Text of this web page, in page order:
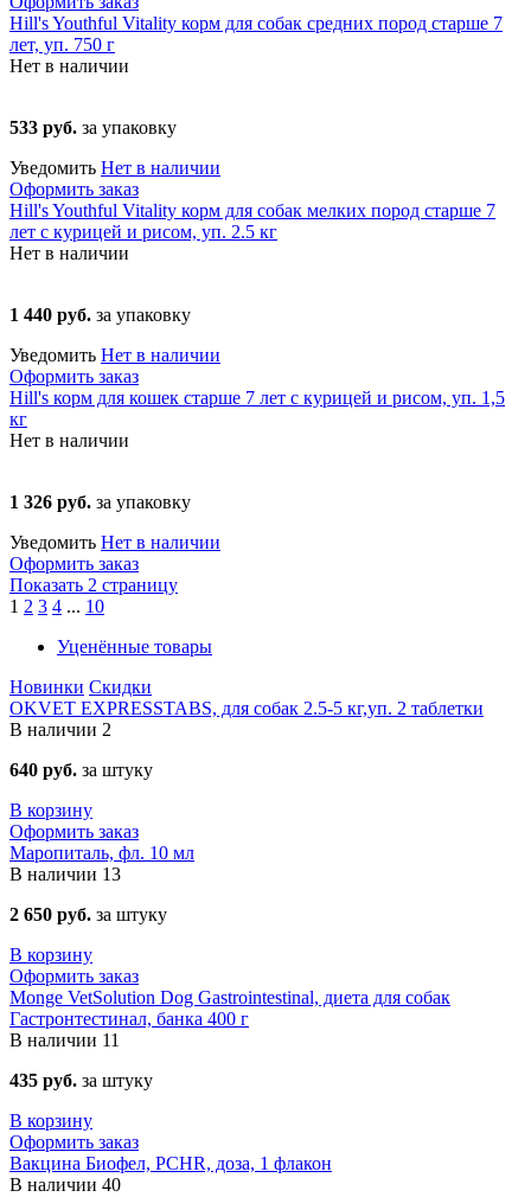
Hill's Youthful Vitality корм для собак средних пород старше 7
лет, уп. 750 г
Нет в наличии
533 руб. за упаковку
Уведомить Нет в наличии
Оформить заказ
Hill's Youthful Vitality корм для собак мелких пород старше 7
лет с курицей и рисом, уп. 2.5 кг
Нет в наличии
1 440 руб. за упаковку
Уведомить Нет в наличии
Оформить заказ
Hill's корм для кошек старше 7 лет с курицей и рисом, уп. 1,5
кг
Нет в наличии
1 326 руб. за упаковку
Уведомить Нет в наличии
Оформить заказ
Показать 2 страницу
1 2 3 4 ... 10
Уценённые товары
Новинки Скидки
OKVET EXPRESSTABS, для собак 2.5-5 кг,уп. 2 таблетки
В наличии 2
640 руб. за штуку
В корзину
Оформить заказ
Маропиталь, фл. 10 мл
В наличии 13
2 650 руб. за штуку
В корзину
Оформить заказ
Monge VetSolution Dog Gastrointestinal, диета для собак
Гастронтестинал, банка 400 г
В наличии 11
435 руб. за штуку
В корзину
Оформить заказ
Вакцина Биофел, PCHR, доза, 1 флакон
В наличии 40